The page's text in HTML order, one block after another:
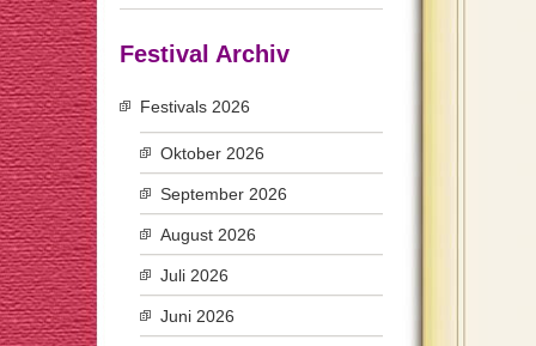
Festival Archiv
Festivals 2026
Oktober 2026
September 2026
August 2026
Juli 2026
Juni 2026